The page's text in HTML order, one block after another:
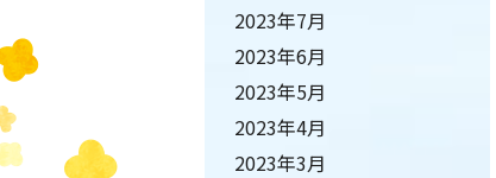
2023年7月
2023年6月
2023年5月
2023年4月
2023年3月